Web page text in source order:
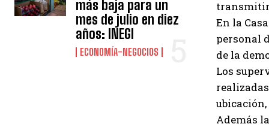
más baja para un
mes de julio en diez
años: INEGI
ECONOMÍA-NEGOCIOS
En la
personal
de la
Los
Además